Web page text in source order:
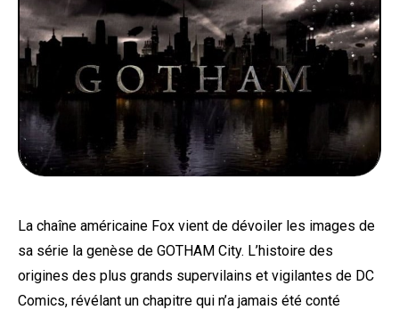
FOOD
BONS PLANS
SOUTENEZ KULTT
La chaîne américaine Fox vient de dévoiler les images de
sa série la genèse de GOTHAM City. L’histoire des
origines des plus grands supervilains et vigilantes de DC
Comics, révélant un chapitre qui n’a jamais été conté